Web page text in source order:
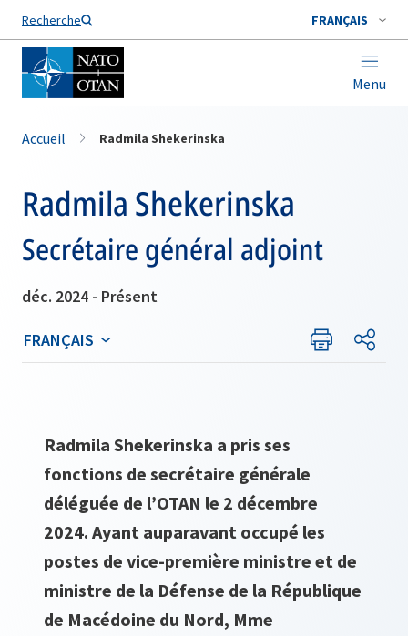
Recherche FRANÇAIS
Menu
Nom de famille*
Accueil Radmila Shekerinska
Radmila Shekerinska
Secrétaire général adjoint
déc. 2024 - Présent
FRANÇAIS
Radmila Shekerinska a pris ses
fonctions de secrétaire générale
déléguée de l’OTAN le 2 décembre
2024. Ayant auparavant occupé les
postes de vice-première ministre et de
ministre de la Défense de la République
de Macédoine du Nord, Mme